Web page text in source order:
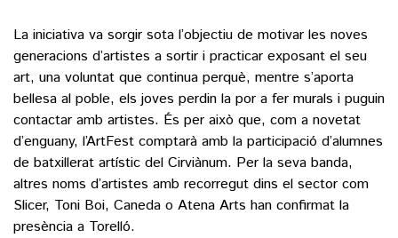
La iniciativa va sorgir sota l’objectiu de motivar les noves
generacions d’artistes a sortir i practicar exposant el seu
art, una voluntat que continua perquè, mentre s’aporta
bellesa al poble, els joves perdin la por a fer murals i puguin
contactar amb artistes. És per això que, com a novetat
d’enguany, l’ArtFest comptarà amb la participació d’alumnes
de batxillerat artístic del Cirviànum. Per la seva banda,
altres noms d’artistes amb recorregut dins el sector com
Slicer, Toni Boi, Caneda o Atena Arts han confirmat la
presència a Torelló.